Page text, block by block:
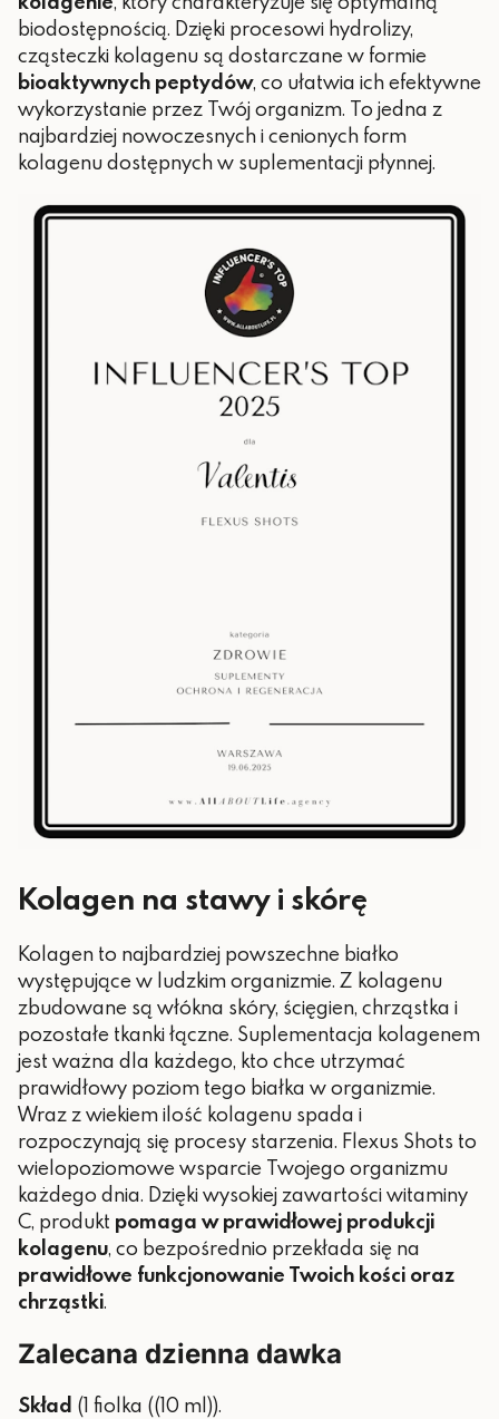
biodostępnością. Dzięki procesowi hydrolizy,
cząsteczki kolagenu są dostarczane w formie
bioaktywnych peptydów, co ułatwia ich efektywne
wykorzystanie przez Twój organizm. To jedna z
najbardziej nowoczesnych i cenionych form
kolagenu dostępnych w suplementacji płynnej.
Kolagen na stawy i skórę
Kolagen to najbardziej powszechne białko
występujące w ludzkim organizmie. Z kolagenu
zbudowane są włókna skóry, ścięgien, chrząstka i
pozostałe tkanki łączne. Suplementacja kolagenem
jest ważna dla każdego, kto chce utrzymać
prawidłowy poziom tego białka w organizmie.
Wraz z wiekiem ilość kolagenu spada i
rozpoczynają się procesy starzenia. Flexus Shots to
wielopoziomowe wsparcie Twojego organizmu
każdego dnia. Dzięki wysokiej zawartości witaminy
C, produkt pomaga w prawidłowej produkcji
kolagenu, co bezpośrednio przekłada się na
prawidłowe funkcjonowanie Twoich kości oraz
chrząstki.
Zalecana dzienna dawka
Skład (1 fiolka ((10 ml)).